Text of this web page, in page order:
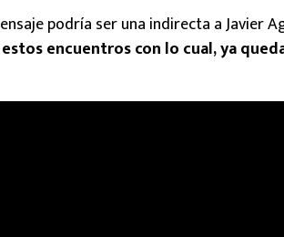
podría ser una indirecta a Javier
encuentros con lo cual, ya